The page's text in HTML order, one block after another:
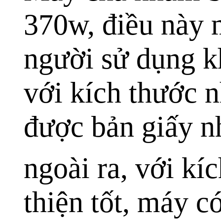
370w, điều này
người sử dụng
với kích thước
được bản giấy
ngoài ra, với
thiện tốt, máy